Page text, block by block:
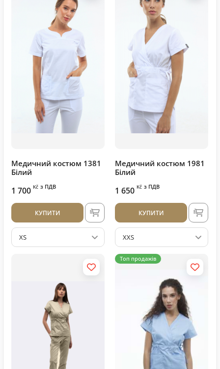
Медичний костюм 1381
Білий
1 700 Kč з ПДВ
КУПИТИ
XS
Медичний костюм 1981
Білий
1 650 Kč з ПДВ
КУПИТИ
XXS
Топ продажів